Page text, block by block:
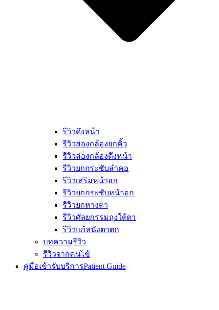
รีวิวดึงหน้า
รีวิวส่องกล้องยกคิ้ว
รีวิวส่องกล้องดึงหน้า
รีวิวยกกระชับลำคอ
รีวิวเสริมหน้าอก
รีวิวยกกระชับหน้าอก
รีวิวยกหางตา
รีวิวศัลยกรรมถุงใต้ตา
รีวิวแก้หนังตาตก
บทความรีวิว
รีวิวจากคนไข้
คู่มือเข้ารับบริการPatient Guide